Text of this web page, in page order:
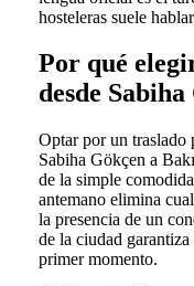
hosteleras suele
Por qué
desde
Optar por un traslado
Sabiha Gökçen a
de la simple
antemano elimina
la presencia de un
de la ciudad
primer momento.